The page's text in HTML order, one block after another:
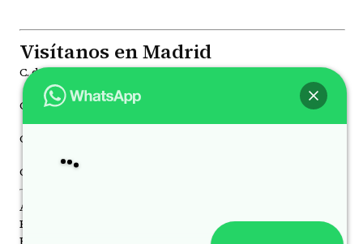
Visítanos en Madrid
C. de la Princesa, 81, Moncloa - Aravaca, 28008
C. de Joaquín María López, 41, Chamberí, 28015
C. de Juan Álvarez Mendizábal, 78 Moncloa - Aravaca, 28008
C. de Luchana, 21, Chamberí, 28010
Aviso Legal
Política de Privacidad
Política de Cookies
Hola